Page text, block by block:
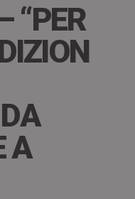
“PER
A